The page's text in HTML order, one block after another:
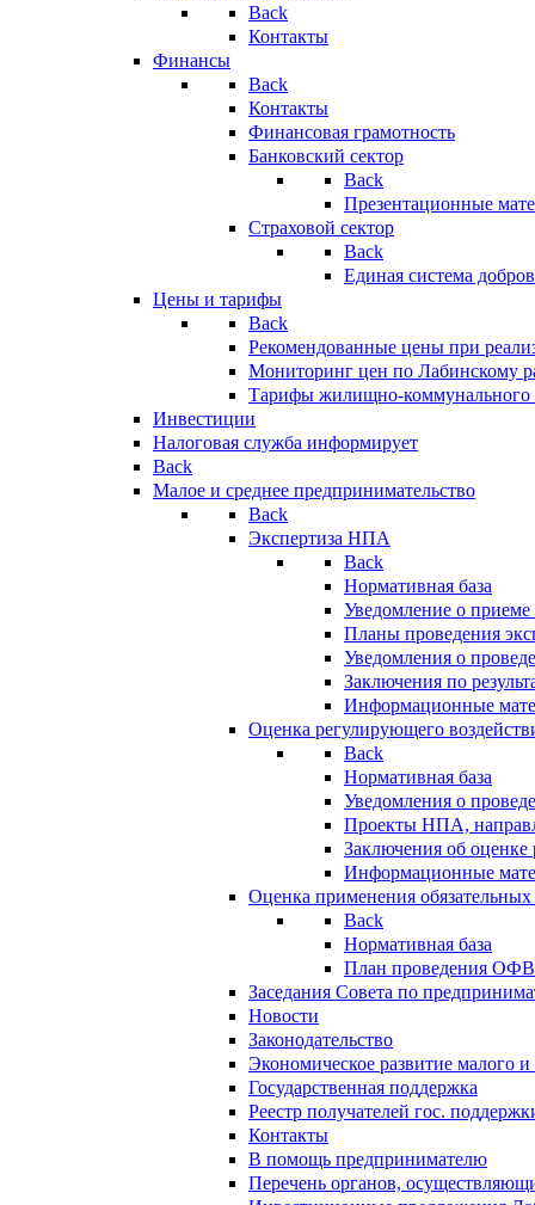
Back
Контакты
Финансы
Back
Контакты
Финансовая грамотность
Банковский сектор
Back
Презентационные
Страховой сектор
Back
Единая система
Цены и тарифы
Back
Рекомендованные цены при
Мониторинг цен по Лабинскому
Тарифы жилищно-коммунального
Инвестиции
Налоговая служба информирует
Back
Малое и среднее предпринимательство
Back
Экспертиза НПА
Back
Нормативная база
Уведомление о
Планы проведения
Уведомления о
Заключения по
Информационные
Оценка регулирующего
Back
Нормативная база
Уведомления о
Проекты НПА,
Заключения об
Информационные
Оценка применения
Back
Нормативная база
План проведения
Заседания Совета по
Новости
Законодательство
Экономическое развитие малого и
Государственная поддержка
Реестр получателей гос.
Контакты
В помощь предпринимателю
Перечень органов,